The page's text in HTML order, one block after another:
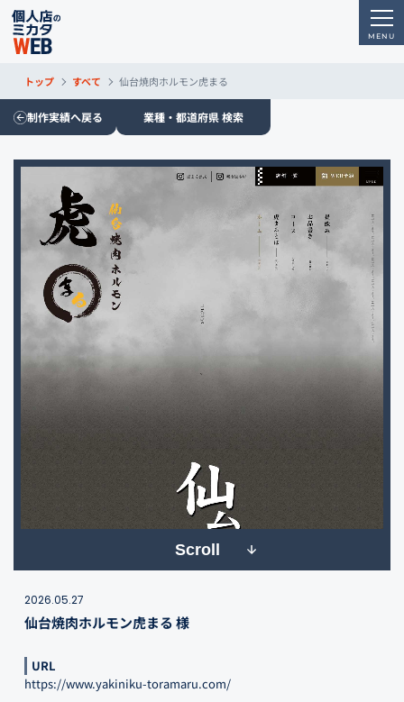
トップ すべて 仙台焼肉ホルモン虎まる
制作実績へ戻る 業種・都道府県 検索
Scroll
2026.05.27
仙台焼肉ホルモン虎まる 様
URL
https://www.yakiniku-toramaru.com/